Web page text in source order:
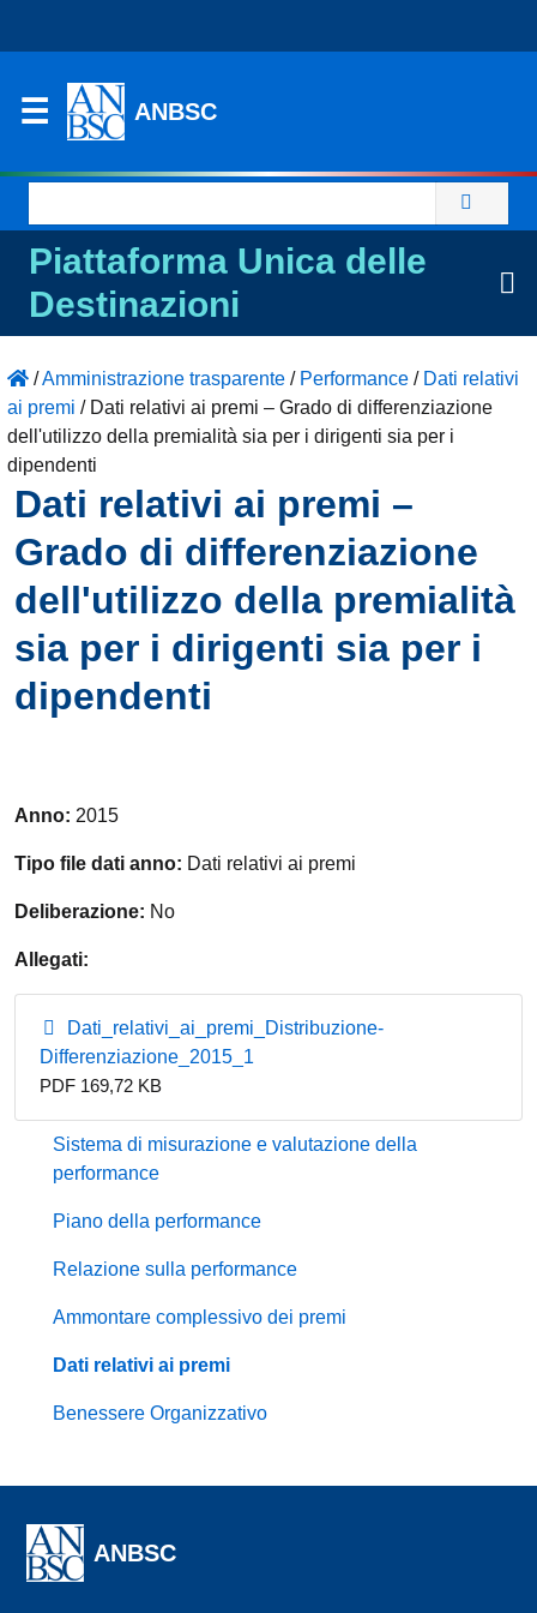
ANBSC
per:
Piattaforma Unica delle
Destinazioni
/Amministrazione trasparente / Performance / Dati relativi
ai premi / Dati relativi ai premi – Grado di differenziazione
dell'utilizzo della premialità sia per i dirigenti sia per i
dipendenti
Dati relativi ai premi –
Grado di differenziazione
dell'utilizzo della premialità
sia per i dirigenti sia per i
dipendenti
Anno: 2015
Tipo file dati anno: Dati relativi ai premi
Deliberazione: No
Allegati:
Dati_relativi_ai_premi_Distribuzione-
Differenziazione_2015_1
PDF 169,72 KB
Sistema di misurazione e valutazione della
performance
Piano della performance
Relazione sulla performance
Ammontare complessivo dei premi
Dati relativi ai premi
Benessere Organizzativo
ANBSC